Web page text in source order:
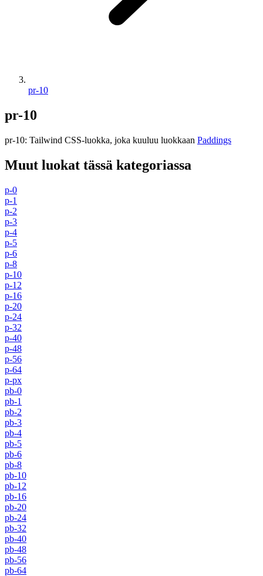
pr-10
pr-10
pr-10: Tailwind CSS-luokka, joka kuuluu luokkaan Paddings
Muut luokat tässä kategoriassa
p-0
p-1
p-2
p-3
p-4
p-5
p-6
p-8
p-10
p-12
p-16
p-20
p-24
p-32
p-40
p-48
p-56
p-64
p-px
pb-0
pb-1
pb-2
pb-3
pb-4
pb-5
pb-6
pb-8
pb-10
pb-12
pb-16
pb-20
pb-24
pb-32
pb-40
pb-48
pb-56
pb-64